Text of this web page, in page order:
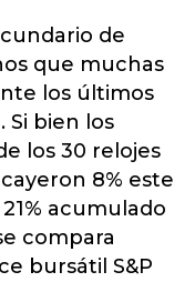
de
que muchas
los últimos
Si bien los
los 30 relojes
8% este
acumulado
compara
bursátil S&P